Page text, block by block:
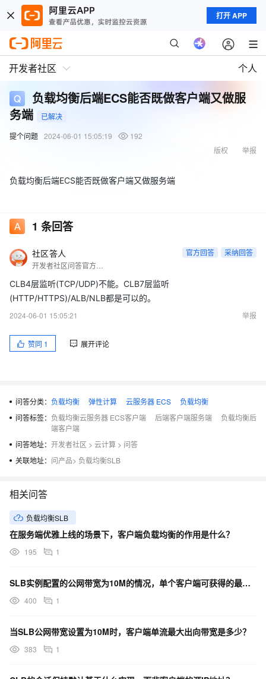
打开 APP
开发者社区 个人
负载均衡后端ECS能否既做客户端又做服
务端
已解决
提个问题 2024-06-01 15:05:19
192
举报
版权
负载均衡后端ECS能否既做客户端又做服务端
1 条回答
社区答人 官方回答 采纳回答
CLB4层监听(TCP/UDP)不能。CLB7层监听
(HTTP/HTTPS)/ALB/NLB都是可以的。
2024-06-01 15:05:21
举报
赞同 1 展开评论
问答分类： 负载均衡 弹性计算 云服务器 ECS
负载均衡
问答标签： 负载均衡云服务器 ECS客户端 后端客户端服务端
负载均衡后
端客户端
问答地址： 开发者社区 > 云计算 > 问答
关联地址： 问产品> 负载均衡SLB
相关问答
负载均衡SLB
在服务端优雅上线的场景下，客户端负载均衡的作用是什么？
195 1
SLB实例配置的公网带宽为10M的情况，单个客户端可获得的最大出向带宽是多少？
400 1
当SLB公网带宽设置为10M时，客户端单流最大出向带宽是多少？
383 1